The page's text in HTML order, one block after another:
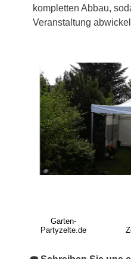
kompletten Abbau,
Veranstaltung
Garten-
Partyzelte.de